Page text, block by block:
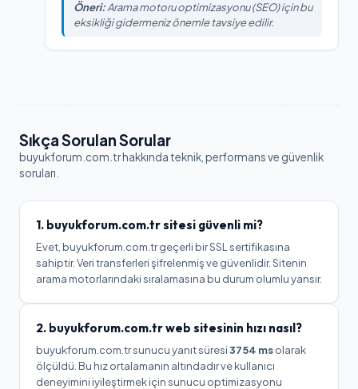
Öneri:Arama motoru optimizasyonu (SEO) için bu
eksikliği gidermeniz önemle tavsiye edilir.
Sıkça Sorulan Sorular
buyukforum.com.trhakkında teknik, performans ve güvenlik
soruları.
1. buyukforum.com.trsitesi güvenli mi?
Evet, buyukforum.com.tr geçerli bir SSL sertifikasına
sahiptir. Veri transferleri şifrelenmiş ve güvenlidir. Sitenin
arama motorlarındaki sıralamasına bu durum olumlu yansır.
2. buyukforum.com.trweb sitesinin hızı nasıl?
buyukforum.com.trsunucu yanıt süresi3754 msolarak
ölçüldü. Bu hız ortalamanın altındadır ve kullanıcı
deneyimini iyileştirmek için sunucu optimizasyonu